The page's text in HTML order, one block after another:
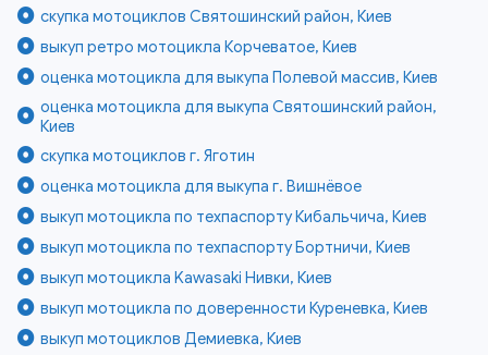
скупка мотоциклов Святошинский район, Киев
выкуп ретро мотоцикла Корчеватое, Киев
оценка мотоцикла для выкупа Полевой массив, Киев
оценка мотоцикла для выкупа Святошинский район,
Киев
скупка мотоциклов г. Яготин
оценка мотоцикла для выкупа г. Вишнёвое
выкуп мотоцикла по техпаспорту Кибальчича, Киев
выкуп мотоцикла по техпаспорту Бортничи, Киев
выкуп мотоцикла Kawasaki Нивки, Киев
выкуп мотоцикла по доверенности Куреневка, Киев
выкуп мотоциклов Демиевка, Киев